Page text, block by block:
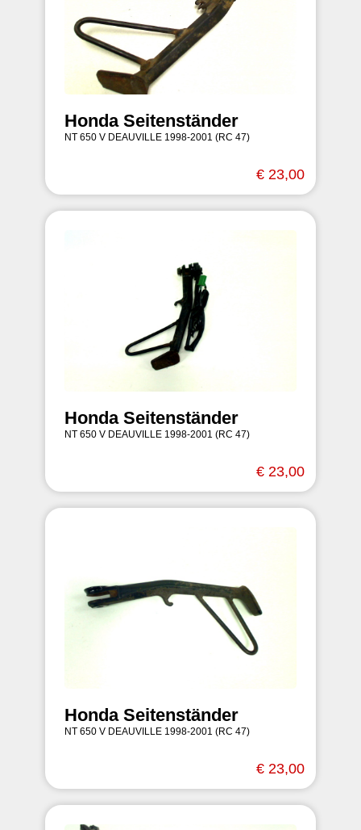
Honda Seitenständer
NT 650 V DEAUVILLE 1998-2001 (RC 47)
€ 23,00
Honda Seitenständer
NT 650 V DEAUVILLE 1998-2001 (RC 47)
€ 23,00
Honda Seitenständer
NT 650 V DEAUVILLE 1998-2001 (RC 47)
€ 23,00